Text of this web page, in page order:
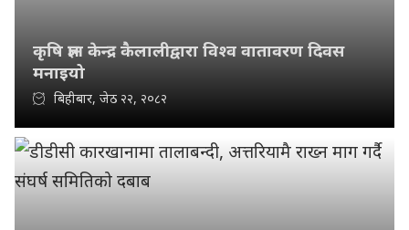
कृषि ज्ञान केन्द्र कैलालीद्वारा विश्व वातावरण दिवस
मनाइयो
बिहीबार, जेठ २२, २०८२